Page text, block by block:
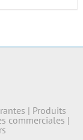
| Produits
commerciales |